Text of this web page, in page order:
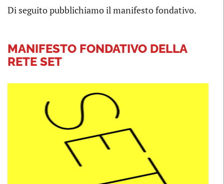
Di seguito pubblichiamo il manifesto fondativo.
MANIFESTO FONDATIVO DELLA
RETE SET